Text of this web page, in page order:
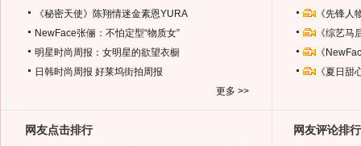
《秘密天使》陈翔情迷金素恩YURA
NewFace张俪：不怕定型“物质女”
明星时尚周报：女明星的欲望衣橱
日韩时尚周报 好莱坞街拍周报
更多 >>
《先锋
《综艺
《
《夏日
网友点击排行 网友评论排行